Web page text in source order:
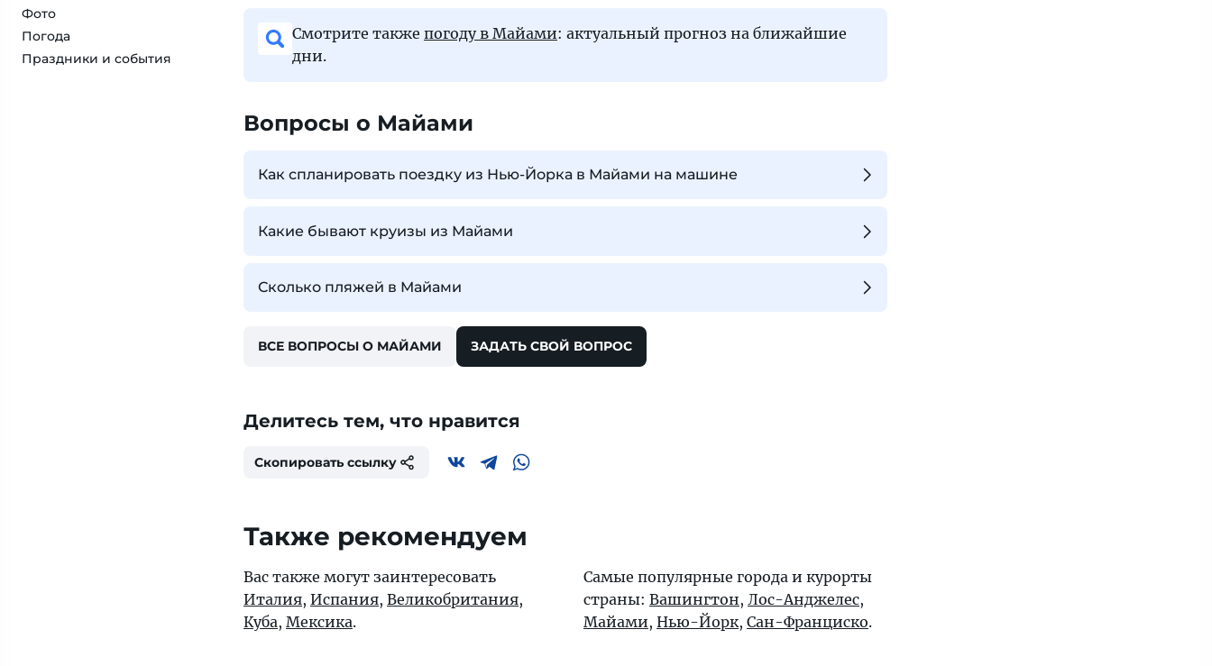
Фото
Погода
Праздники и события
Смотрите также погоду в Майами: актуальный прогноз на ближайшие
дни.
Вопросы о Майами
Как спланировать поездку из Нью-Йорка в Майами на машине
Какие бывают круизы из Майами
Сколько пляжей в Майами
ВСЕ ВОПРОСЫ О МАЙАМИ ЗАДАТЬ СВОЙ ВОПРОС
Делитесь тем, что нравится
Скопировать ссылку
Также рекомендуем
Вас также могут заинтересовать
Италия, Испания, Великобритания,
Куба, Мексика.
Самые популярные города и курорты
страны: Вашингтон, Лос-Анджелес,
Майами, Нью-Йорк, Сан-Франциско.